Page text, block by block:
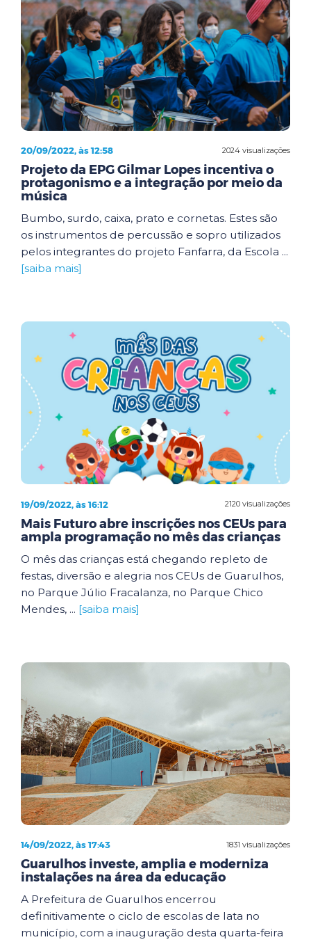
2024 visualizações
20/09/2022, às 12:58
Projeto da EPG Gilmar Lopes incentiva o
protagonismo e a integração por meio da
música
Bumbo, surdo, caixa, prato e cornetas. Estes são
os instrumentos de percussão e sopro utilizados
pelos integrantes do projeto Fanfarra, da Escola ...
[saiba mais]
2120 visualizações
19/09/2022, às 16:12
Mais Futuro abre inscrições nos CEUs para
ampla programação no mês das crianças
O mês das crianças está chegando repleto de
festas, diversão e alegria nos CEUs de Guarulhos,
no Parque Júlio Fracalanza, no Parque Chico
Mendes, ... [saiba mais]
1831 visualizações
14/09/2022, às 17:43
Guarulhos investe, amplia e moderniza
instalações na área da educação
A Prefeitura de Guarulhos encerrou
definitivamente o ciclo de escolas de lata no
município, com a inauguração desta quarta-feira